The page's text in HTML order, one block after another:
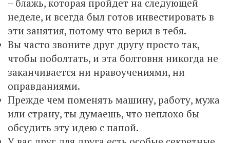
– блажь, которая пройдет на следующей
неделе, и всегда был готов инвестировать в
эти занятия, потому что верил в тебя.
Вы часто звоните друг другу просто так,
чтобы поболтать, и эта болтовня никогда не
заканчивается ни нравоучениями, ни
оправданиями.
Прежде чем поменять машину, работу, мужа
или страну, ты думаешь, что неплохо бы
обсудить эту идею с папой.